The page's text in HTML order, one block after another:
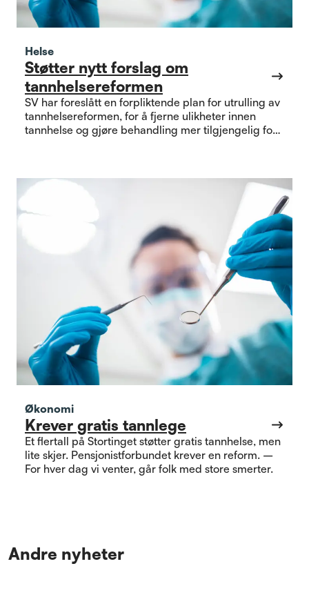
Helse
Støtter nytt forslag om
tannhelsereformen
SV har foreslått en forpliktende plan for utrulling av
tannhelsereformen, for å fjerne ulikheter innen
tannhelse og gjøre behandling mer tilgjengelig for
Økonomi
Krever gratis tannlege
Et flertall på Stortinget støtter gratis tannhelse, men
lite skjer. Pensjonistforbundet krever en reform. –
For hver dag vi venter, går folk med store smerter.
Andre nyheter